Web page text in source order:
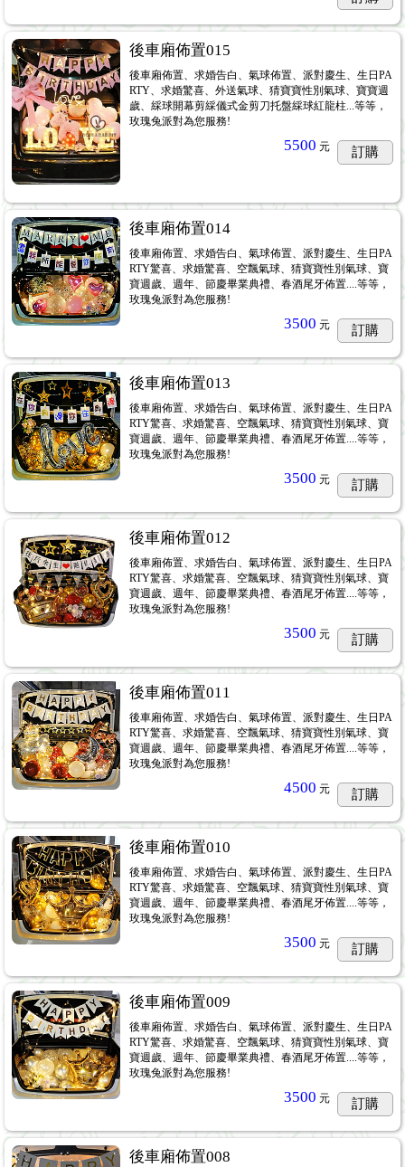
後車廂佈置015
後車廂佈置、求婚告白、氣球佈置、派對慶生、生日PA
RTY、求婚驚喜、外送氣球、猜寶寶性別氣球、寶寶週
歲、綵球開幕剪綵儀式金剪刀托盤綵球紅龍柱...等等，
玫瑰兔派對為您服務!
5500 元 訂購
後車廂佈置014
後車廂佈置、求婚告白、氣球佈置、派對慶生、生日PA
RTY驚喜、求婚驚喜、空飄氣球、猜寶寶性別氣球、寶
寶週歲、週年、節慶畢業典禮、春酒尾牙佈置....等等，
玫瑰兔派對為您服務!
3500 元 訂購
後車廂佈置013
後車廂佈置、求婚告白、氣球佈置、派對慶生、生日PA
RTY驚喜、求婚驚喜、空飄氣球、猜寶寶性別氣球、寶
寶週歲、週年、節慶畢業典禮、春酒尾牙佈置....等等，
玫瑰兔派對為您服務!
3500 元 訂購
後車廂佈置012
後車廂佈置、求婚告白、氣球佈置、派對慶生、生日PA
RTY驚喜、求婚驚喜、空飄氣球、猜寶寶性別氣球、寶
寶週歲、週年、節慶畢業典禮、春酒尾牙佈置....等等，
玫瑰兔派對為您服務!
3500 元 訂購
後車廂佈置011
後車廂佈置、求婚告白、氣球佈置、派對慶生、生日PA
RTY驚喜、求婚驚喜、空飄氣球、猜寶寶性別氣球、寶
寶週歲、週年、節慶畢業典禮、春酒尾牙佈置....等等，
玫瑰兔派對為您服務!
4500 元 訂購
後車廂佈置010
後車廂佈置、求婚告白、氣球佈置、派對慶生、生日PA
RTY驚喜、求婚驚喜、空飄氣球、猜寶寶性別氣球、寶
寶週歲、週年、節慶畢業典禮、春酒尾牙佈置....等等，
玫瑰兔派對為您服務!
3500 元 訂購
後車廂佈置009
後車廂佈置、求婚告白、氣球佈置、派對慶生、生日PA
RTY驚喜、求婚驚喜、空飄氣球、猜寶寶性別氣球、寶
寶週歲、週年、節慶畢業典禮、春酒尾牙佈置....等等，
玫瑰兔派對為您服務!
3500 元 訂購
後車廂佈置008